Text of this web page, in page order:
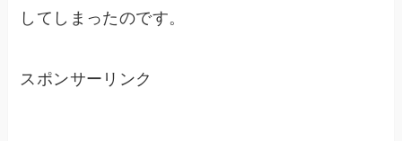
してしまったのです。
スポンサーリンク